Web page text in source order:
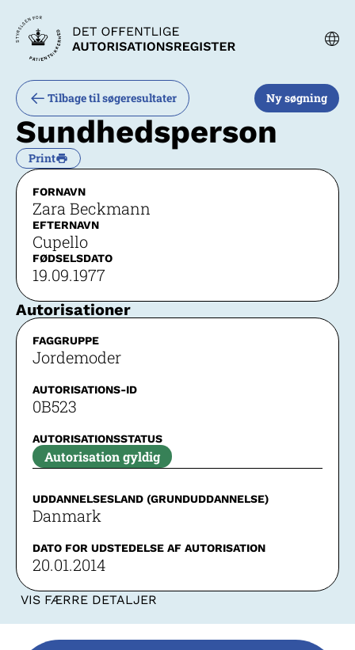
Tilbage til søgeresultater Ny søgning
Sundhedsperson
Print
FORNAVN
Zara Beckmann
EFTERNAVN
Cupello
FØDSELSDATO
19.09.1977
Autorisationer
FAGGRUPPE
Jordemoder
AUTORISATIONS-ID
0B523
AUTORISATIONSSTATUS
Autorisation gyldig
UDDANNELSESLAND (GRUNDUDDANNELSE)
Danmark
DATO FOR UDSTEDELSE AF AUTORISATION
20.01.2014
VIS FÆRRE DETALJER